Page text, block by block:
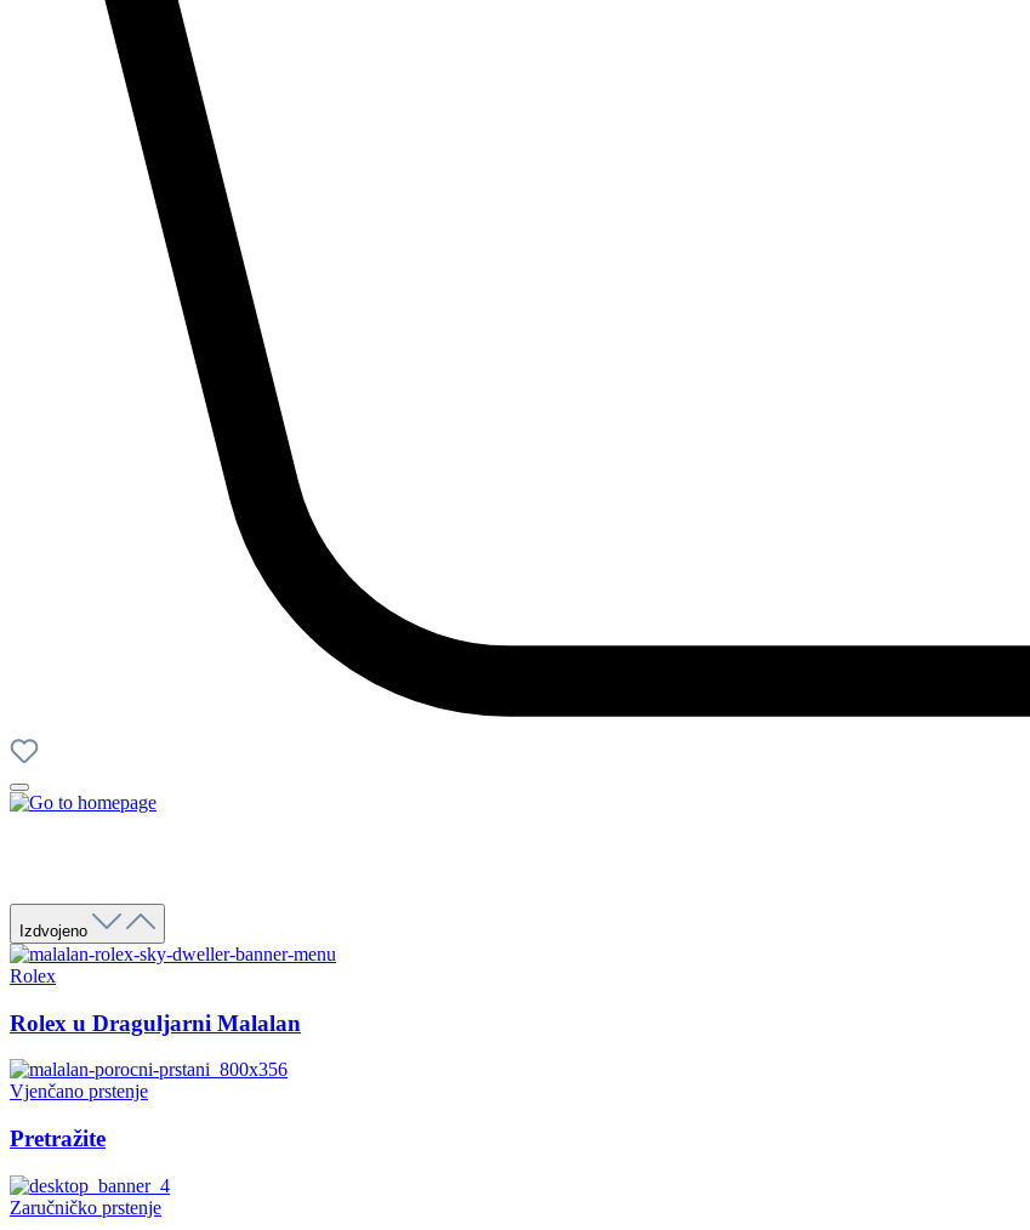
Izdvojeno
Rolex
Rolex u Draguljarni Malalan
Vjenčano prstenje
Pretražite
Zaručničko prstenje